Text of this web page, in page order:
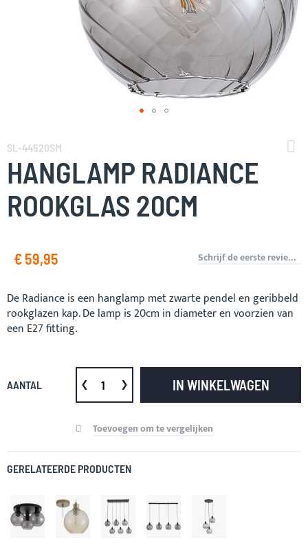
naar
het
begin
van
de
afbeeldingen-
SL-44520SM
HANGLAMP RADIANCE
ROOKGLAS 20CM
€ 59,95 Schrijf de eerste review over dit product
De Radiance is een hanglamp met zwarte pendel en geribbeld
rookglazen kap. De lamp is 20cm in diameter en voorzien van
een E27 fitting.
AANTAL IN WINKELWAGEN
Toevoegen om te vergelijken
GERELATEERDE PRODUCTEN